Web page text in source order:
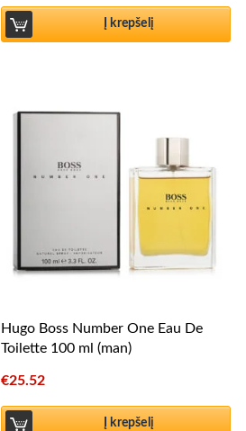
Į krepšelį
Hugo Boss Number One Eau De
Toilette 100 ml (man)
€25.52
Į krepšelį